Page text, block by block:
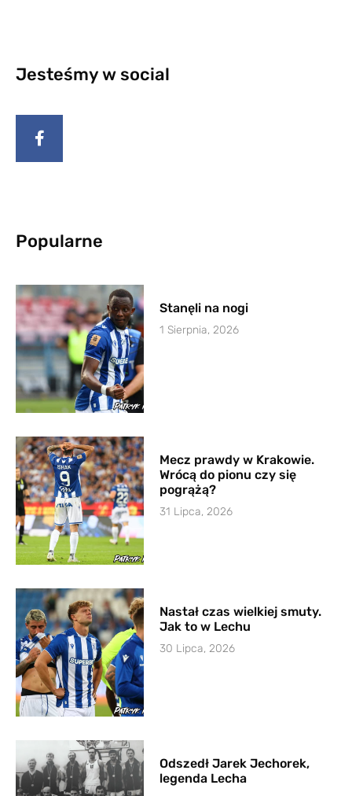
Jesteśmy w social
Popularne
Stanęli na nogi
1 Sierpnia, 2026
Mecz prawdy w Krakowie.
Wrócą do pionu czy się
pogrążą?
31 Lipca, 2026
Nastał czas wielkiej smuty.
Jak to w Lechu
30 Lipca, 2026
Odszedł Jarek Jechorek,
legenda Lecha